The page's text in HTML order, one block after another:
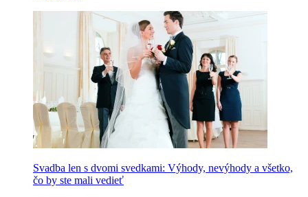
Svadba len s dvomi svedkami: Výhody, nevýhody a všetko,
čo by ste mali vedieť